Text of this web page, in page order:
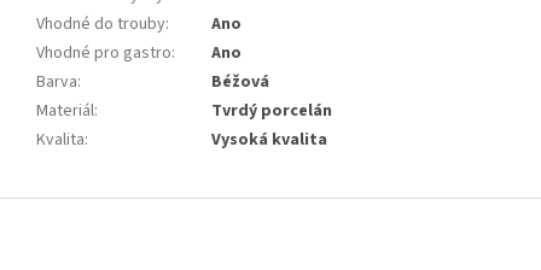
Vhodné do trouby:
Ano
Vhodné pro gastro:
Ano
Barva:
Béžová
Materiál:
Tvrdý porcelán
Kvalita: Vysoká kvalita